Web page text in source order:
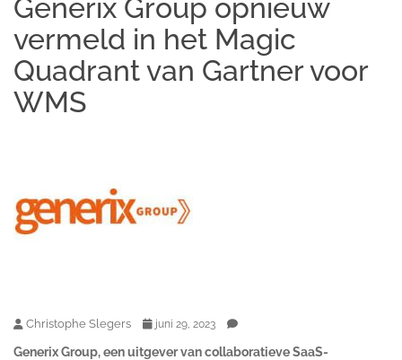
Generix Group opnieuw
vermeld in het Magic
Quadrant van Gartner voor
WMS
Christophe Slegers juni 29, 2023
Generix Group, een uitgever van collaboratieve SaaS-